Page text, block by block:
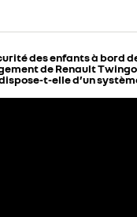
des enfants à bord
de Renault
t-elle d’un